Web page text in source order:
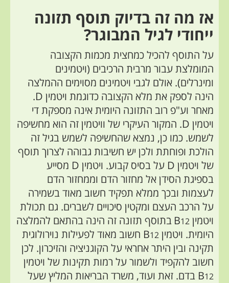
אז מה זה בדיוק תוסף תזונה
ייחודי לגיל המבוגר?
על התוסף להכיל כמחצית מכמות הקצובה
המומלצת עבור מרבית הרכיבים (ויטמינים
ומינרלים). אולם לגבי ויטמינים מסוימים ההמלצה
הינה לספק את מלא הקצובה כדוגמת ויטמין D.
מאחר וע"פ רוב התזונה היומית אינה מספקת די
ויטמין
. המקור העיקרי של וויטמין זה הוא מחשיפה
לשמש. כמו כן, נמצא שהחשיפה לשמש בגיל זה
הולכת ופוחתת ולכן יש חשיבות גבוהה לצרוך תוסף
של ויטמין
על בסיס קבוע. ויטמין
מסייע
בספיגת הסידן אל מחזור הדם וממחזור הדם
לעצמות ובכך ממלא תפקיד חשוב מאוד בשמירה
על הרכב העצם ומקטין סיכויים לשברים. גם תכולת
ויטמין 12
בתוסף תזונה זה הינה בהתאם להמלצה
היומית. ויטמין 12
חשוב מאוד לפעילות נוירולוגית
תקינה ובין היתר אחראי על הקוגניציה והזיכרון. לכן
חשוב להקפיד ולשמור על רמות תקינות של ויטמין
B12 בדם. זאת ועוד, משרד הבריאות המליץ שעל